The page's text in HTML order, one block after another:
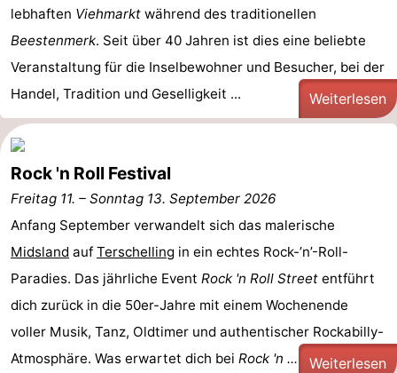
trinken
Praktisch
Forum
Route
Inselhüpfen
Reisebuchshop
Medizin
Friesland
lebhaften Viehmarkt während des traditionellen
Beestenmerk. Seit über 40 Jahren ist dies eine beliebte
Veranstaltung für die Inselbewohner und Besucher, bei der
Handel, Tradition und Geselligkeit ...
Weiterlesen
Rock 'n Roll Festival
Freitag 11. – Sonntag 13. September 2026
Anfang September verwandelt sich das malerische
Midsland auf Terschelling in ein echtes Rock-’n’-Roll-
Paradies. Das jährliche Event Rock 'n Roll Street entführt
dich zurück in die 50er-Jahre mit einem Wochenende
voller Musik, Tanz, Oldtimer und authentischer Rockabilly-
Atmosphäre. Was erwartet dich bei Rock 'n ... Weiterlesen